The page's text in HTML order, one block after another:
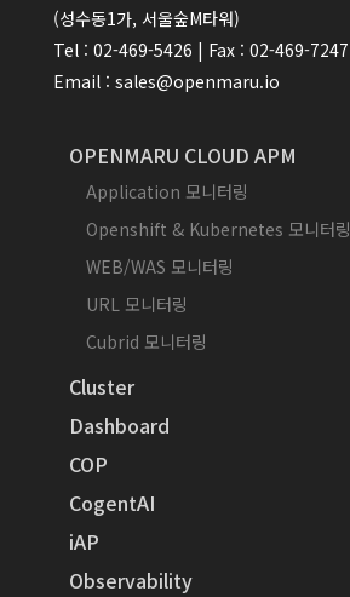
(성수동1가, 서울숲M타워)
Tel : 02-469-5426 | Fax : 02-469-7247
Email : sales@openmaru.io
OPENMARU CLOUD APM
Application 모니터링
Openshift & Kubernetes 모니터링
WEB/WAS 모니터링
URL 모니터링
Cubrid 모니터링
Cluster
Dashboard
COP
CogentAI
iAP
Observability